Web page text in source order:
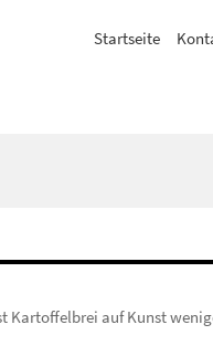
Startseite
Kartoffelbrei auf Kunst